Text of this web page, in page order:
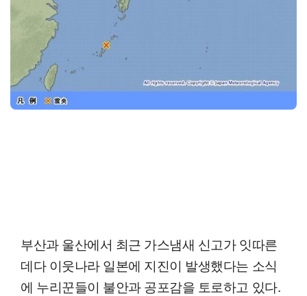
부산과 울산에서 최근 가스냄새 신고가 잇따른
데다 이웃나라 일본에 지진이 발생했다는 소식
에 누리꾼들이 불안과 공포감을 토로하고 있다.